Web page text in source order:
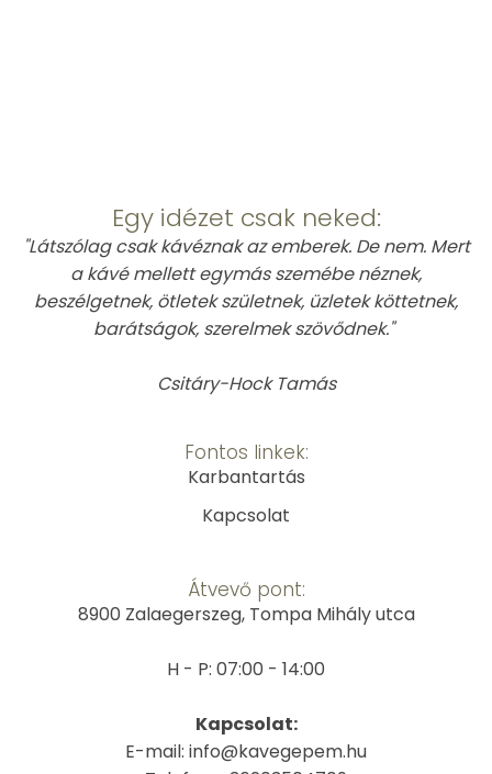
Egy idézet csak neked:
"Látszólag csak kávéznak az emberek. De nem. Mert
a kávé mellett egymás szemébe néznek,
beszélgetnek, ötletek születnek, üzletek köttetnek,
barátságok, szerelmek szövődnek."
Csitáry-Hock Tamás
Fontos linkek:
Karbantartás
Kapcsolat
Átvevő pont:
8900 Zalaegerszeg, Tompa Mihály utca
H - P: 07:00 - 14:00
Kapcsolat:
E-mail: info@kavegepem.hu